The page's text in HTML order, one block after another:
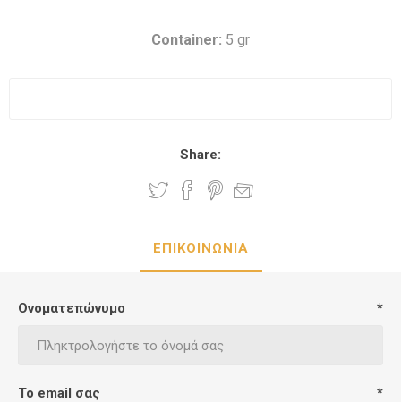
Container: 5 gr
Share:
ΕΠΙΚΟΙΝΩΝΙΑ
Ονοματεπώνυμο *
Το email σας *